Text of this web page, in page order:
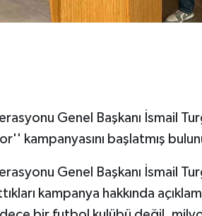
Genel Başkanı İsmail
kampanyasını başlatmış
Genel Başkanı İsmail
kampanya hakkında